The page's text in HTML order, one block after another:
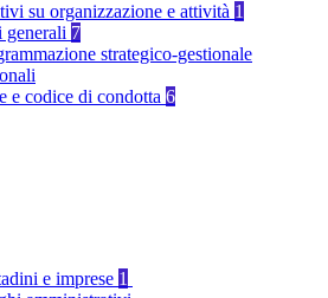
su organizzazione e attività 1
7
strategico-gestionale
e codice di condotta 6
e imprese 1